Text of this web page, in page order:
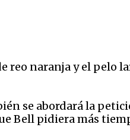
reo naranja y el pelo
se abordará la
Bell pidiera más